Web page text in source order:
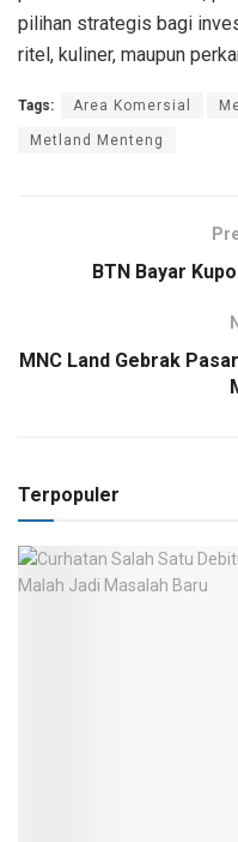
pilihan strategis bagi
ritel, kuliner, maupun
Tags: Area Komersial
Metland Menteng
BTN Bayar
MNC Land Gebrak
Terpopuler